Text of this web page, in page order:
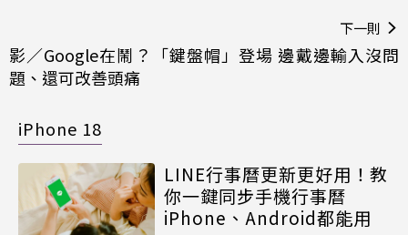
下一則
影／Google在鬧？「鍵盤帽」登場 邊戴邊輸入沒問
題、還可改善頭痛
iPhone 18
LINE行事曆更新更好用！教
你一鍵同步手機行事曆
iPhone、Android都能用